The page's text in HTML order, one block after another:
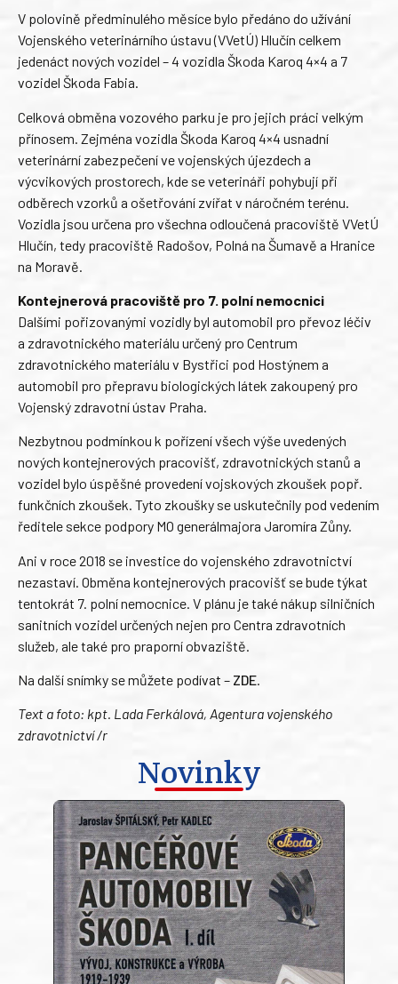
V polovině předminulého měsíce bylo předáno do užívání
Vojenského veterinárního ústavu (VVetÚ) Hlučín celkem
jedenáct nových vozidel – 4 vozidla Škoda Karoq 4×4 a 7
vozidel Škoda Fabia.
Celková obměna vozového parku je pro jejich práci velkým
přínosem. Zejména vozidla Škoda Karoq 4×4 usnadní
veterinární zabezpečení ve vojenských újezdech a
výcvikových prostorech, kde se veterináři pohybují při
odběrech vzorků a ošetřování zvířat v náročném terénu.
Vozidla jsou určena pro všechna odloučená pracoviště VVetÚ
Hlučín, tedy pracoviště Radošov, Polná na Šumavě a Hranice
na Moravě.
Kontejnerová pracoviště pro 7. polní nemocnici
Dalšími pořizovanými vozidly byl automobil pro převoz léčiv
a zdravotnického materiálu určený pro Centrum
zdravotnického materiálu v Bystřici pod Hostýnem a
automobil pro přepravu biologických látek zakoupený pro
Vojenský zdravotní ústav Praha.
Nezbytnou podmínkou k pořízení všech výše uvedených
nových kontejnerových pracovišť, zdravotnických stanů a
vozidel bylo úspěšné provedení vojskových zkoušek popř.
funkčních zkoušek. Tyto zkoušky se uskutečnily pod vedením
ředitele sekce podpory MO generálmajora Jaromíra Zůny.
Ani v roce 2018 se investice do vojenského zdravotnictví
nezastaví. Obměna kontejnerových pracovišť se bude týkat
tentokrát 7. polní nemocnice. V plánu je také nákup silničních
sanitních vozidel určených nejen pro Centra zdravotních
služeb, ale také pro praporní obvaziště.
Na další snímky se můžete podívat – ZDE.
Text a foto: kpt. Lada Ferkálová, Agentura vojenského
zdravotnictví /r
Novinky